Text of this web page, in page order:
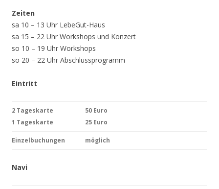
Zeiten
sa 10 – 13 Uhr LebeGut-Haus
sa 15 – 22 Uhr Workshops und Konzert
so 10 – 19 Uhr Workshops
so 20 – 22 Uhr Abschlussprogramm
Eintritt
2 Tageskarte
1 Tageskarte
50 Euro
25 Euro
Einzelbuchungen möglich
Navi